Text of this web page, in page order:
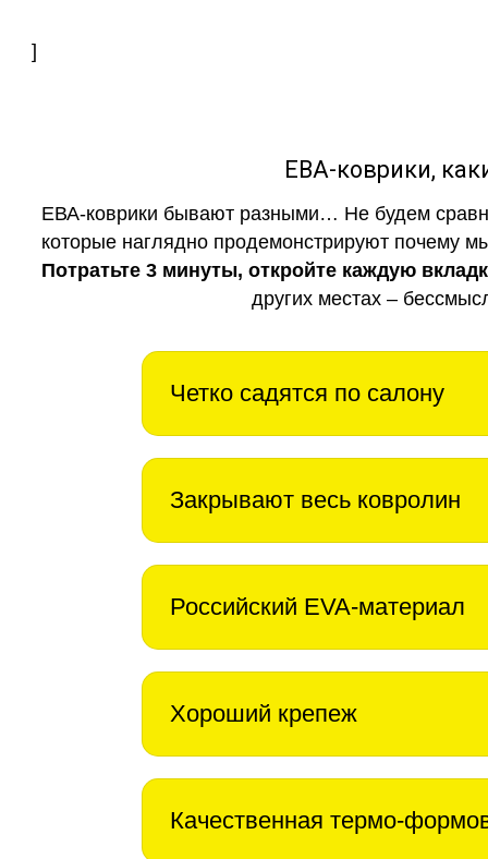
]
ЕВА-коврики,
ЕВА-коврики бывают разными… Не будем
которые наглядно продемонстрируют почему
Потратьте 3 минуты, откройте каждую
других местах –
Четко садятся по салону
Закрывают весь ковролин
Российский EVA-материал
Хороший крепеж
Качественная термо-